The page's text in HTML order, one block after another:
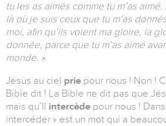
tu les as aimés comme tu m’as
là où je suis ceux que tu m’as
moi, afin qu’ils voient ma gloire, la
donnée, parce que tu m’as aimé
monde. ».
Jésus au ciel prie pour nous ! Non !
Bible dit ! La Bible ne dit pas que
mais qu’Il intercède pour nous !
intercéder » est un mot qui a